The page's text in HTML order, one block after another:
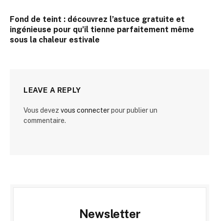
Fond de teint : découvrez l’astuce gratuite et
ingénieuse pour qu’il tienne parfaitement même
sous la chaleur estivale
LEAVE A REPLY
Vous devez vous connecterpour publier un
commentaire.
Newsletter